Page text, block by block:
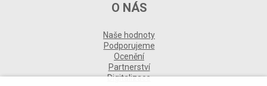
O NÁS
Naše hodnoty
Podporujeme
Ocenění
Partnerství
Digitalizace